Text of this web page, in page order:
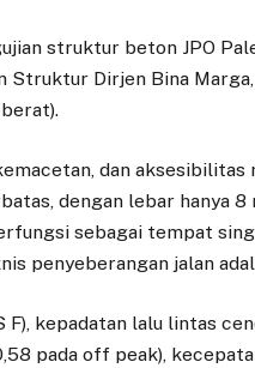
struktur beton JPO
Struktur Dirjen Bina
dan aksesibilitas
dengan lebar hanya
sebagai tempat
penyeberangan jalan
F), kepadatan lalu lintas
pada off peak),